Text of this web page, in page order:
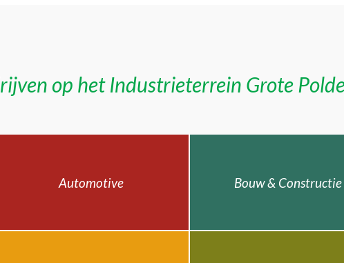
op het Industrieterrein Grote
Automotive Bouw & Constructie